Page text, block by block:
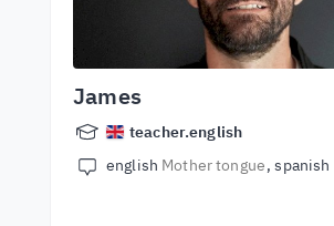
James
teacher.english
english Mother tongue spanish